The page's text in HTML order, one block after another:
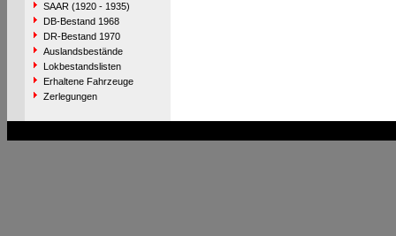
SAAR (1920 - 1935)
DB-Bestand 1968
DR-Bestand 1970
Auslandsbestände
Lokbestandslisten
Erhaltene Fahrzeuge
Zerlegungen